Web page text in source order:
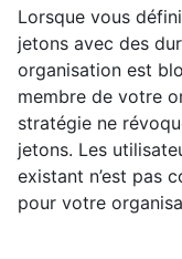
Lorsque vous
jetons avec des
organisation est
membre de votre
stratégie ne
jetons. Les
existant n’est pas
pour votre